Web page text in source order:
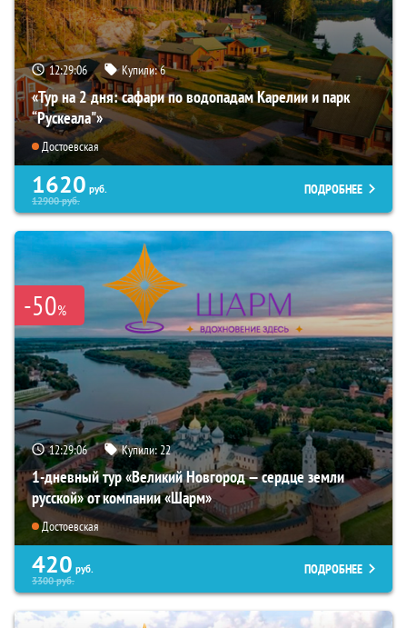
12:29:05 Купили:6
«Тур на 2 дня: сафари по водопадам Карелии и парк
“Рускеала"»
Достоевская
1620 руб.
12900руб.
ПОДРОБНЕЕ
-50%
12:29:05 Купили:22
1-дневный тур «Великий Новгород — сердце земли
русской» от компании «Шарм»
Достоевская
420 руб.
3300руб.
ПОДРОБНЕЕ